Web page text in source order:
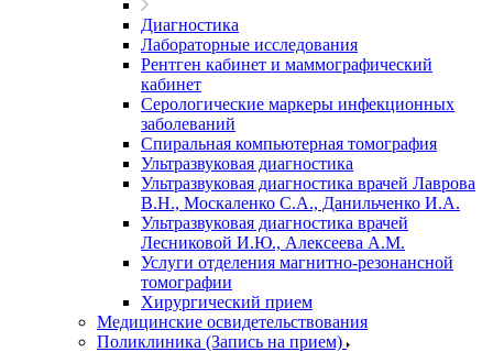
Диагностика
Лабораторные исследования
Рентген кабинет и маммографический
кабинет
Серологические маркеры инфекционных
заболеваний
Спиральная компьютерная томография
Ультразвуковая диагностика
Ультразвуковая диагностика врачей Лаврова
В.Н., Москаленко С.А., Данильченко И.А.
Ультразвуковая диагностика врачей
Лесниковой И.Ю., Алексеева А.М.
Услуги отделения магнитно-резонансной
томографии
Хирургический прием
Медицинские освидетельствования
Поликлиника (Запись на прием)